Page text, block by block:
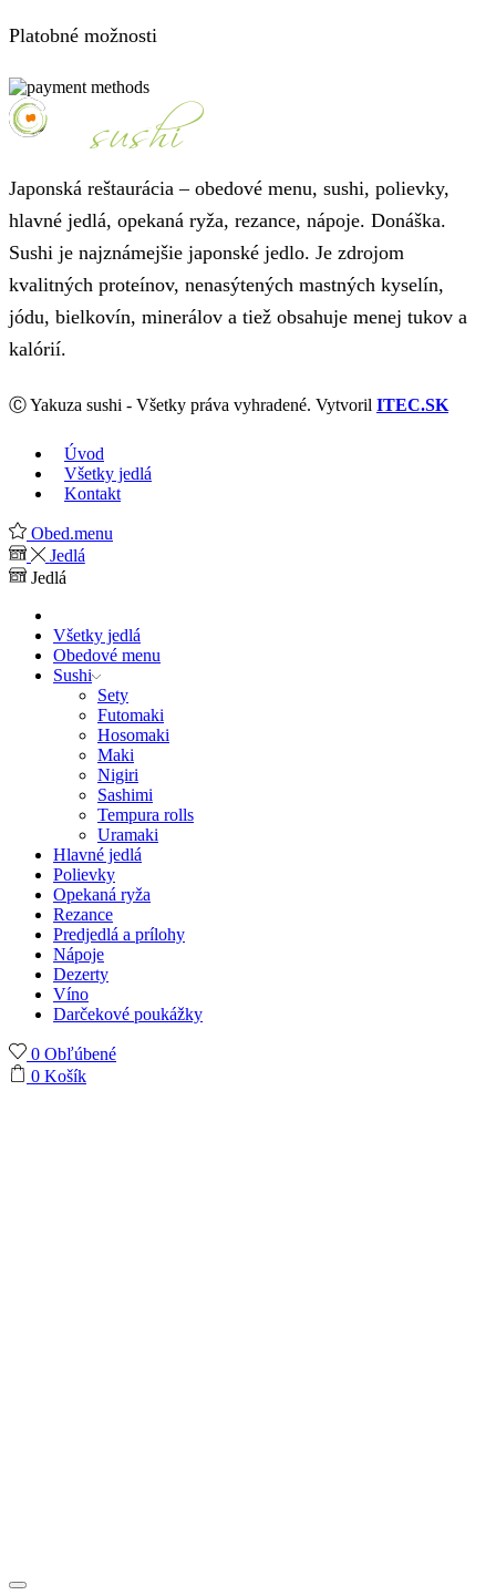
Platobné možnosti
Japonská reštaurácia – obedové menu, sushi, polievky,
hlavné jedlá, opekaná ryža, rezance, nápoje. Donáška.
Sushi je najznámejšie japonské jedlo. Je zdrojom
kvalitných proteínov, nenasýtených mastných kyselín,
jódu, bielkovín, minerálov a tiež obsahuje menej tukov a
kalórií.
Ⓒ Yakuza sushi - Všetky práva vyhradené. Vytvoril ITEC.SK
Úvod
Všetky jedlá
Kontakt
Obed.menu
Jedlá
Jedlá
Všetky jedlá
Obedové menu
Sushi
Sety
Futomaki
Hosomaki
Maki
Nigiri
Sashimi
Tempura rolls
Uramaki
Hlavné jedlá
Polievky
Opekaná ryža
Rezance
Predjedlá a prílohy
Nápoje
Dezerty
Víno
Darčekové poukážky
0 Obľúbené
0 Košík